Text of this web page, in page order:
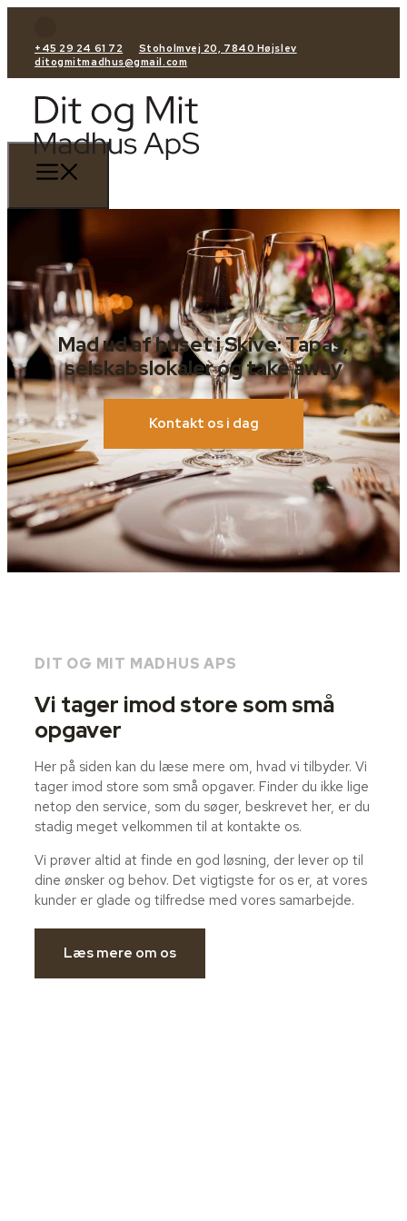
+45 29 24 61 72
Stoholmvej 20, 7840 Højslev
ditogmitmadhus@gmail.com
Mad ud af huset i Skive: Tapas,
selskabslokaler og take away
Kontakt os i dag
DIT OG MIT MADHUS APS
Vi tager imod store som små
opgaver
Her på siden kan du læse mere om, hvad vi tilbyder. Vi
tager imod store som små opgaver. Finder du ikke lige
netop den service, som du søger, beskrevet her, er du
stadig meget velkommen til at kontakte os.
Vi prøver altid at finde en god løsning, der lever op til
dine ønsker og behov. Det vigtigste for os er, at vores
kunder er glade og tilfredse med vores samarbejde.
Læs mere om os